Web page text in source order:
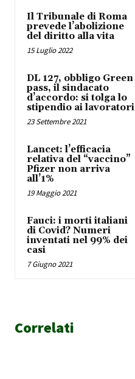
Il Tribunale di Roma
prevede l’abolizione
del diritto alla vita
15 Luglio 2022
DL 127, obbligo Green
pass, il sindacato
d’accordo: si tolga lo
stipendio ai lavoratori
23 Settembre 2021
Lancet: l’efficacia
relativa del “vaccino”
Pfizer non arriva
all’1%
19 Maggio 2021
Fauci: i morti italiani
di Covid? Numeri
inventati nel 99% dei
casi
7 Giugno 2021
Correlati